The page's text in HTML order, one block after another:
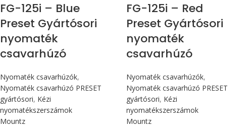
FG-125i – Blue
Preset Gyártósori
nyomaték
csavarhúzó
Nyomaték csavarhúzók,
Nyomaték csavarhúzó PRESET
gyártósori, Kézi
nyomatékszerszámok
Mountz
FG-125i – Red
Preset Gyártósori
nyomaték
csavarhúzó
Nyomaték csavarhúzók,
Nyomaték csavarhúzó PRESET
gyártósori, Kézi
nyomatékszerszámok
Mountz